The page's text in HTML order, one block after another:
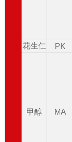
花生仁 PK
甲醇 MA